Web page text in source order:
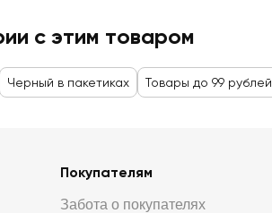
с этим товаром
Черный в пакетиках Товары до 99 рублей
Покупателям
Забота о покупателях